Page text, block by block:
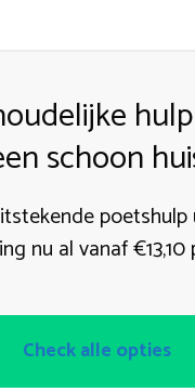
schoon
nu al vanaf €13,10
Check alle opties